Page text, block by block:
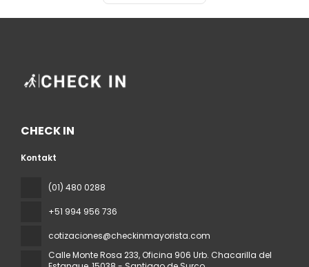
CHECK IN
Kontakt
(01) 480 0288
+51 994 956 736
cotizaciones@checkinmayorista.com
Calle Monte Rosa 233, Oficina 906 Urb. Chacarilla del